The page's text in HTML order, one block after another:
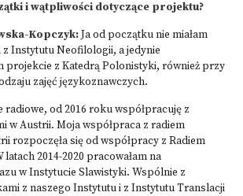
i wątpliwości dotyczące projektu?
Kopczyk:Ja od początku nie miałam
z Instytutu Neofilologii, a jedynie
projekcie z Katedrą Polonistyki, również przy
zajęć językoznawczych.
radiowe, od 2016 roku współpracuję z
w Austrii. Moja współpraca z radiem
rozpoczęła się od współpracy z Radiem
2014-2020 pracowałam na
w Instytucie Slawistyki. Wspólnie z
z naszego Instytutu i z Instytutu Translacji